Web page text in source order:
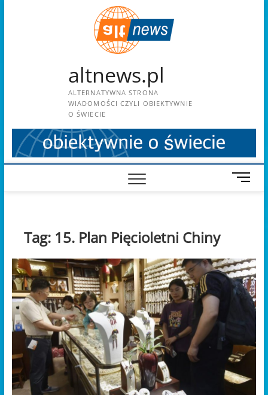
altnews.pl
ALTERNATYWNA STRONA
WIADOMOŚCI CZYLI OBIEKTYWNIE
O ŚWIECIE
M
e
t
o
n
Tag: 15. Plan Pięcioletni Chiny